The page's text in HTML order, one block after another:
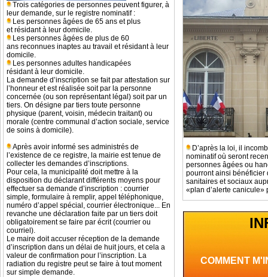
Trois catégories de personnes peuvent figurer, à
leur demande, sur le registre nominatif :
Les personnes âgées de 65 ans et plus
et résidant à leur domicile.
Les personnes âgées de plus de 60
ans reconnues inaptes au travail et résidant à leur
domicile.
Les personnes adultes handicapées
résidant à leur domicile.
La demande d’inscription se fait par attestation sur
l’honneur et est réalisée soit par la personne
concernée (ou son représentant légal) soit par un
tiers. On désigne par tiers toute personne
physique (parent, voisin, médecin traitant) ou
morale (centre communal d’action sociale, service
de soins à domicile).
Après avoir informé ses administrés de
l’existence de ce registre, la mairie est tenue de
collecter les demandes d’inscriptions.
Pour cela, la municipalité doit mettre à la
disposition du déclarant différents moyens pour
effectuer sa demande d’inscription : courrier
simple, formulaire à remplir, appel téléphonique,
numéro d’appel spécial, courrier électronique... En
revanche une déclaration faite par un tiers doit
obligatoirement se faire par écrit (courrier ou
courriel).
Le maire doit accuser réception de la demande
d’inscription dans un délai de huit jours, et cela a
valeur de confirmation pour l’inscription. La
radiation du registre peut se faire à tout moment
sur simple demande.
D’après la loi, il
nominatif où seront
personnes âgées ou
pourront ainsi bénéficier
sanitaires et sociaux
«plan d’alerte canicule»
COMMENT